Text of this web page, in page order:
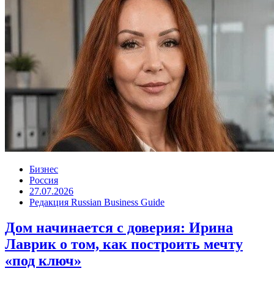
Бизнес
Россия
27.07.2026
Редакция Russian Business Guide
Дом начинается с доверия: Ирина
Лаврик о том, как построить мечту
«под ключ»